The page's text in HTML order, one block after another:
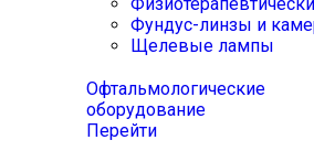
Фундус-линзы и
Щелевые лампы
Офтальмологические
оборудование
Перейти